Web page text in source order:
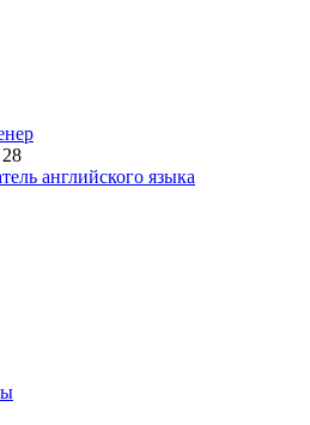
28
английского языка